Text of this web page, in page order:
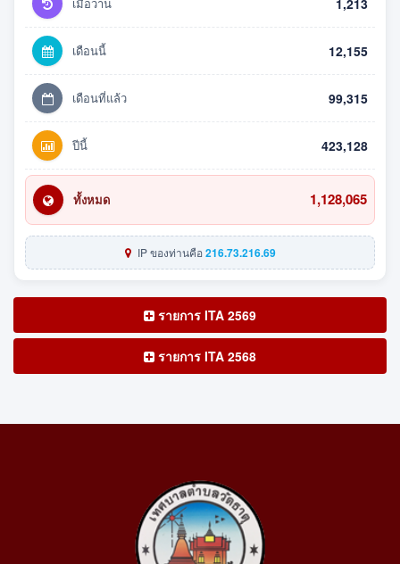
เดือนนี้ 12,155
เดือนที่แล้ว 99,315
ปีนี้ 423,128
ทั้งหมด 1,128,065
IP ของท่านคือ216.73.216.69
รายการ ITA 2569
รายการ ITA 2568